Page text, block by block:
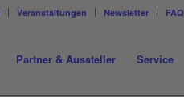
Veranstaltungen Newsletter FAQ
Partner & Aussteller Service